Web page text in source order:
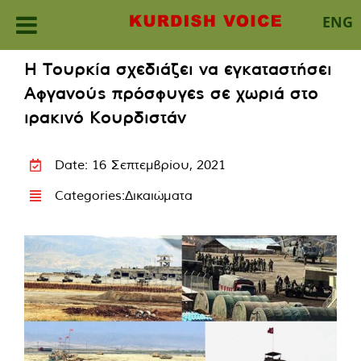
ENG
content
Η Τουρκία σχεδιάζει να εγκαταστήσει
Αφγανούς πρόσφυγες σε χωριά στο
ιρακινό Κουρδιστάν
Date: 16 Σεπτεμβρίου, 2021
Categories:Δικαιώματα